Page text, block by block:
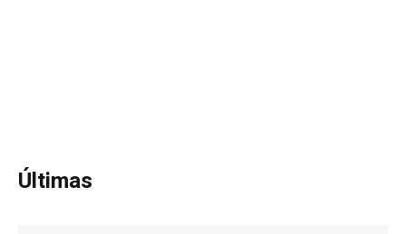
Últimas